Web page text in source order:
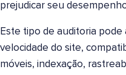
prejudicar seu
Este tipo de auditoria
velocidade do site,
móveis, indexação,